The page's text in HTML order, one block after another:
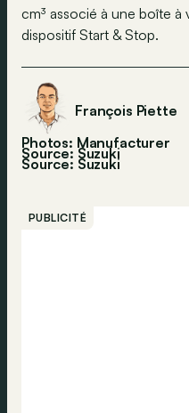
cm³ associé à une boîte
dispositif Start & Stop.
François Piette
Photos: Manufacturer
Source: Suzuki
Source: Suzuki
PUBLICITÉ